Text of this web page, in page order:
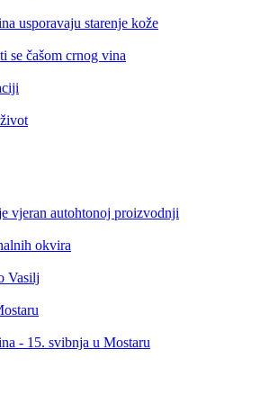
usporavaju starenje kože
se čašom crnog vina
vjeran autohtonoj proizvodnji
okvira
Vasilj
- 15. svibnja u Mostaru